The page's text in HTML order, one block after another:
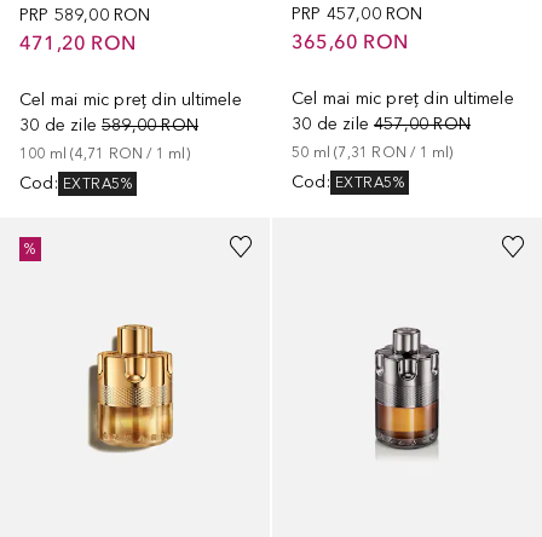
PRP 589,00 RON
471,20 RON
Cel mai mic preț din ultimele
30 de zile 589,00 RON
100 ml (4,71 RON / 1 ml )
Cod : EXTRA5%
PRP 457,00 RON
365,60 RON
Cel mai mic preț din ultimele
30 de zile 457,00 RON
50 ml (7,31 RON / 1 ml)
Cod: EXTRA5%
%